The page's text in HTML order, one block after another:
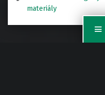
materiály